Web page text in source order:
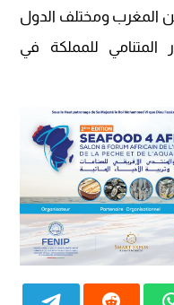
المغرب ومختلف الدول
المتنامي للمملكة في